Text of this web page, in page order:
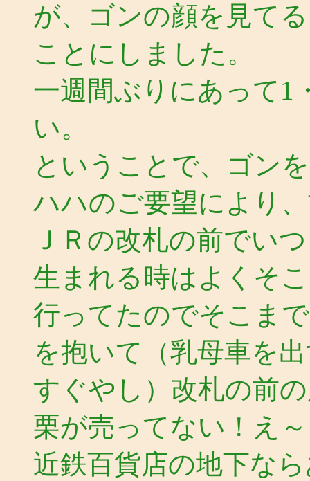
が、ゴンの顔を見て
ことにしました。
一週間ぶりにあって1
い。
ということで、ゴン
ハハのご要望により
ＪＲの改札の前でい
生まれる時はよくそ
行ってたのでそこま
を抱いて（乳母車を
すぐやし）改札の前
栗が売ってない！え
近鉄百貨店の地下な